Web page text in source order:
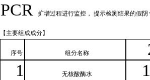
PCR 扩增过程进行监控， 提示检测结果的假阴
【主要组 成成分】
序号 组分名称
1 无核酸酶水